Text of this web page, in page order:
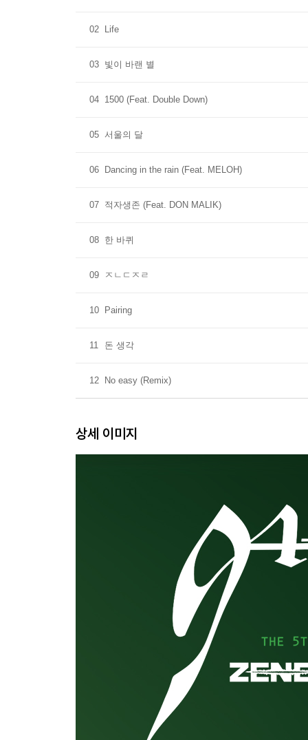
02 Life
03 빛이 바랜 별
04 1500 (Feat. Double Down)
05 서울의 달
06 Dancing in the rain (Feat. MELOH)
07 적자생존 (Feat. DON MALIK)
08 한 바퀴
09 ㅈㄴㄷㅈㄹ
10 Pairing
11 돈 생각
12 No easy (Remix)
상세 이미지